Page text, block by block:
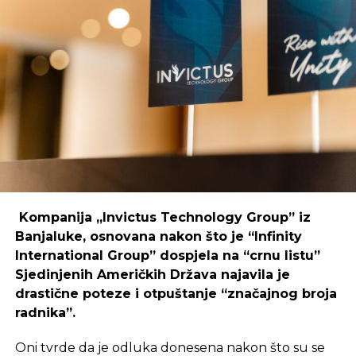
poduzetnika i kreativaca.
Primjer mostarskog CodeHuba pokazuje da
coworking prostori mogu uspješno djelovati i u
regijama koje nisu urbani centri, ali zahtijeva
podršku i ulaganja koja će omogućiti dugoročnu
održivost ovakvih inicijativa.
Ulaganje u coworking prostor u Čapljini moglo bi
postati ključan korak prema stvaranju napredne
poslovne klime, privlačenju novih profesionalaca te
Kompanija „Invictus Technology Group” iz
Banjaluke, osnovana nakon što je “Infinity
International Group” dospjela na “crnu listu”
Sjedinjenih Američkih Država najavila je
drastične poteze i otpuštanje “značajnog broja
radnika”.
Oni tvrde da je odluka donesena nakon što su se